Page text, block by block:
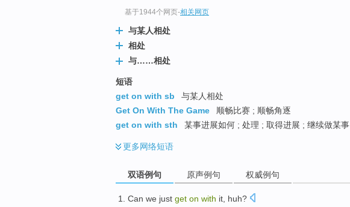
基于1944个网页-相关网页
与某人相处
相处
与……相处
短语
get on with sb
与某人相处
Get On With The Game
顺畅比赛 ; 顺畅角逐
get on with sth
某事进展如何 ; 处理 ; 取得进展 ; 继续做某事
更多网络短语
双语例句 原声例句 权威例句
Can we just get on with it, huh?